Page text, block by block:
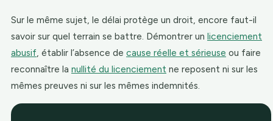
Sur le même sujet, le délai protège un droit, encore faut-il
savoir sur quel terrain se battre. Démontrer un licenciement
abusif, établir l’absence de cause réelle et sérieuse ou faire
reconnaître la nullité du licenciement ne reposent ni sur les
mêmes preuves ni sur les mêmes indemnités.